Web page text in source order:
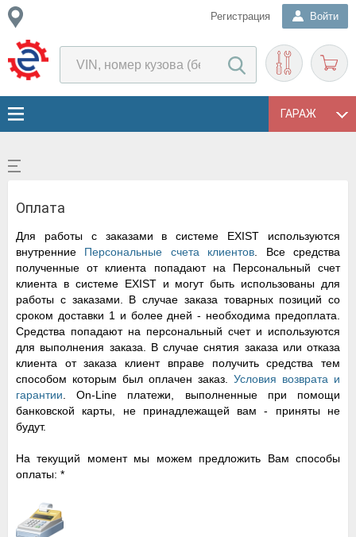
Регистрация Войти
ГАРАЖ
Оплата
Для работы с заказами в системе EXIST используются
внутренние Персональные счета клиентов . Все средства
полученные от клиента попадают на Персональный счет
клиента в системе EXIST и могут быть использованы для
работы с заказами. В случае заказа товарных позиций со
сроком доставки 1 и более дней - необходима предоплата.
Средства попадают на персональный счет и используются
для выполнения заказа. В случае снятия заказа или отказа
клиента от заказа клиент вправе получить средства тем
способом которым был оплачен заказ. Условия возврата и
гарантии . Оn-Line платежи, выполненные при помощи
банковской карты, не принадлежащей вам - приняты не
будут.
На текущий момент мы можем предложить Вам способы
оплаты: *